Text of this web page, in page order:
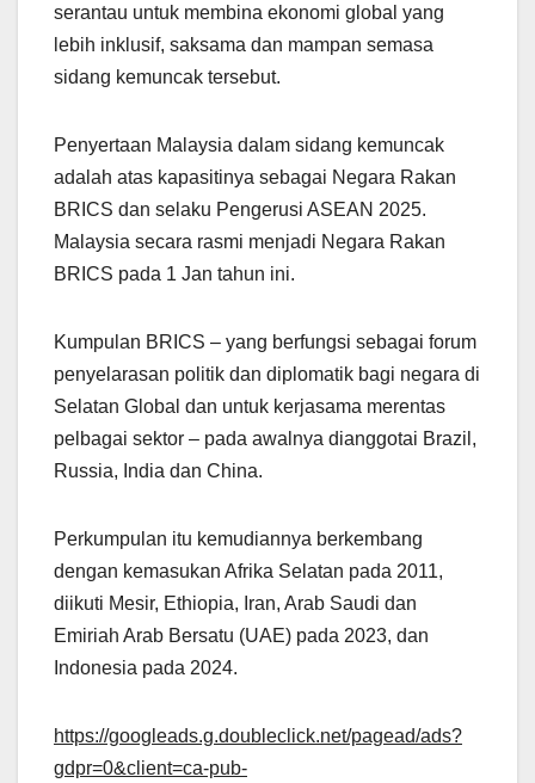
serantau untuk membina ekonomi global yang
lebih inklusif, saksama dan mampan semasa
sidang kemuncak tersebut.
Penyertaan Malaysia dalam sidang kemuncak
adalah atas kapasitinya sebagai Negara Rakan
BRICS dan selaku Pengerusi ASEAN 2025.
Malaysia secara rasmi menjadi Negara Rakan
BRICS pada 1 Jan tahun ini.
Kumpulan BRICS – yang berfungsi sebagai forum
penyelarasan politik dan diplomatik bagi negara di
Selatan Global dan untuk kerjasama merentas
pelbagai sektor – pada awalnya dianggotai Brazil,
Russia, India dan China.
Perkumpulan itu kemudiannya berkembang
dengan kemasukan Afrika Selatan pada 2011,
diikuti Mesir, Ethiopia, Iran, Arab Saudi dan
Emiriah Arab Bersatu (UAE) pada 2023, dan
Indonesia pada 2024.
https://googleads.g.doubleclick.net/pagead/ads?
gdpr=0&client=ca-pub-